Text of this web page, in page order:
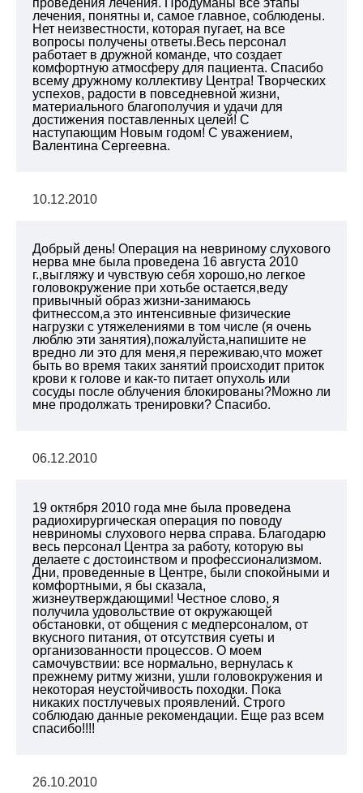
проведения лечения. Продуманы все этапы
лечения, понятны и, самое главное, соблюдены.
Нет неизвестности, которая пугает, на все
вопросы получены ответы.Весь персонал
работает в дружной команде, что создает
комфортную атмосферу для пациента. Спасибо
всему дружному коллективу Центра! Творческих
успехов, радости в повседневной жизни,
материального благополучия и удачи для
достижения поставленных целей! С
наступающим Новым годом! С уважением,
Валентина Сергеевна.
10.12.2010
Добрый день! Операция на невриному слухового
нерва мне была проведена 16 августа 2010
г.,выгляжу и чувствую себя хорошо,но легкое
головокружение при хотьбе остается,веду
привычный образ жизни-занимаюсь
фитнессом,а это интенсивные физические
нагрузки с утяжелениями в том числе (я очень
люблю эти занятия),пожалуйста,напишите не
вредно ли это для меня,я переживаю,что может
быть во время таких занятий происходит приток
крови к голове и как-то питает опухоль или
сосуды после облучения блокированы?Можно ли
мне продолжать тренировки? Спасибо.
06.12.2010
19 октября 2010 года мне была проведена
радиохирургическая операция по поводу
невриномы слухового нерва справа. Благодарю
весь персонал Центра за работу, которую вы
делаете с достоинством и профессионализмом.
Дни, проведенные в Центре, были спокойными и
комфортными, я бы сказала,
жизнеутверждающими! Честное слово, я
получила удовольствие от окружающей
обстановки, от общения с медперсоналом, от
вкусного питания, от отсутствия суеты и
организованности процессов. О моем
самочувствии: все нормально, вернулась к
прежнему ритму жизни, ушли головокружения и
некоторая неустойчивость походки. Пока
никаких постлучевых проявлений. Строго
соблюдаю данные рекомендации. Еще раз всем
спасибо!!!!
26.10.2010